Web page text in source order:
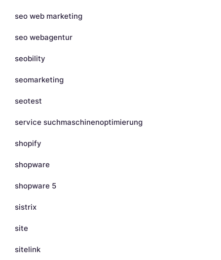
seo web marketing
seo webagentur
seobility
seomarketing
seotest
service suchmaschinenoptimierung
shopify
shopware
shopware 5
sistrix
site
sitelink